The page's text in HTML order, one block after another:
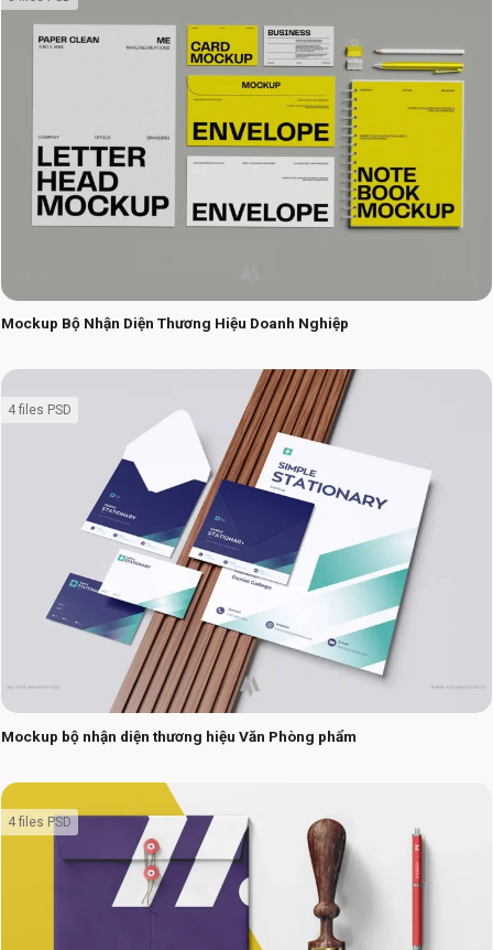
Mockup Bộ Nhận Diện Thương Hiệu Doanh Nghiệp
Mockup bộ nhận diện thương hiệu Văn Phòng phẩm
4 files PSD
4 files PSD